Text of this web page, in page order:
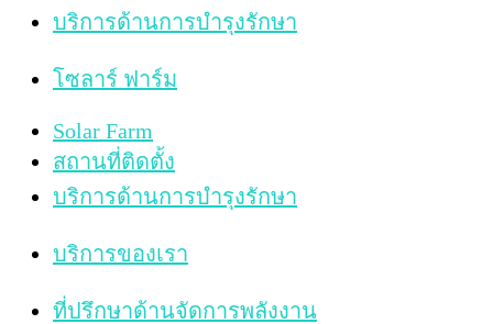
บริการด้านการบำรุงรักษา
โซลาร์ ฟาร์ม
Solar Farm
สถานที่ติดตั้ง
บริการด้านการบำรุงรักษา
บริการของเรา
ที่ปรึกษาด้านจัดการพลังงาน